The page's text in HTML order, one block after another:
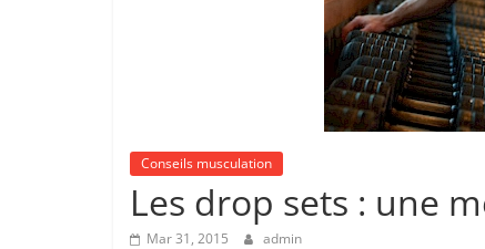
Conseils musculation
Les drop sets : une
Mar 31, 2015 admin